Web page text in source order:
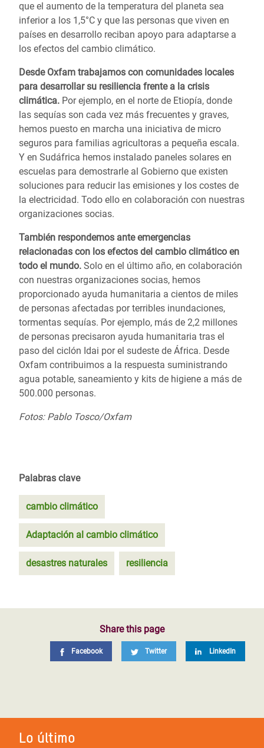
que el aumento de la temperatura del planeta sea
inferior a los 1,5°C y que las personas que viven en
países en desarrollo reciban apoyo para adaptarse a
los efectos del cambio climático.
Desde Oxfam trabajamos con comunidades locales
para desarrollar su resiliencia frente a la crisis
climática. Por ejemplo, en el norte de Etiopía, donde
las sequías son cada vez más frecuentes y graves,
hemos puesto en marcha una iniciativa de micro
seguros para familias agricultoras a pequeña escala.
Y en Sudáfrica hemos instalado paneles solares en
escuelas para demostrarle al Gobierno que existen
soluciones para reducir las emisiones y los costes de
la electricidad. Todo ello en colaboración con nuestras
organizaciones socias.
También respondemos ante emergencias
relacionadas con los efectos del cambio climático en
todo el mundo. Solo en el último año, en colaboración
con nuestras organizaciones socias, hemos
proporcionado ayuda humanitaria a cientos de miles
de personas afectadas por terribles inundaciones,
tormentas sequías. Por ejemplo, más de 2,2 millones
de personas precisaron ayuda humanitaria tras el
paso del ciclón Idai por el sudeste de África. Desde
Oxfam contribuimos a la respuesta suministrando
agua potable, saneamiento y kits de higiene a más de
500.000 personas.
Fotos: Pablo Tosco/Oxfam
Palabras clave
cambio climático
Adaptación al cambio climático
desastres naturales resiliencia
Share this page
Facebook Twitter LinkedIn
Lo último